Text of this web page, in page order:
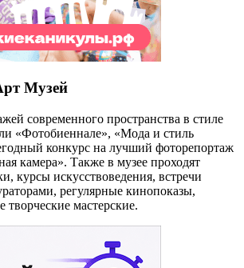
Музей
современного пространства в стиле
«Фотобиеннале», «Мода и стиль
конкурс на лучший фоторепортаж
камера». Также в музее проходят
курсы искусствоведения, встречи
регулярные кинопоказы,
творческие мастерские.